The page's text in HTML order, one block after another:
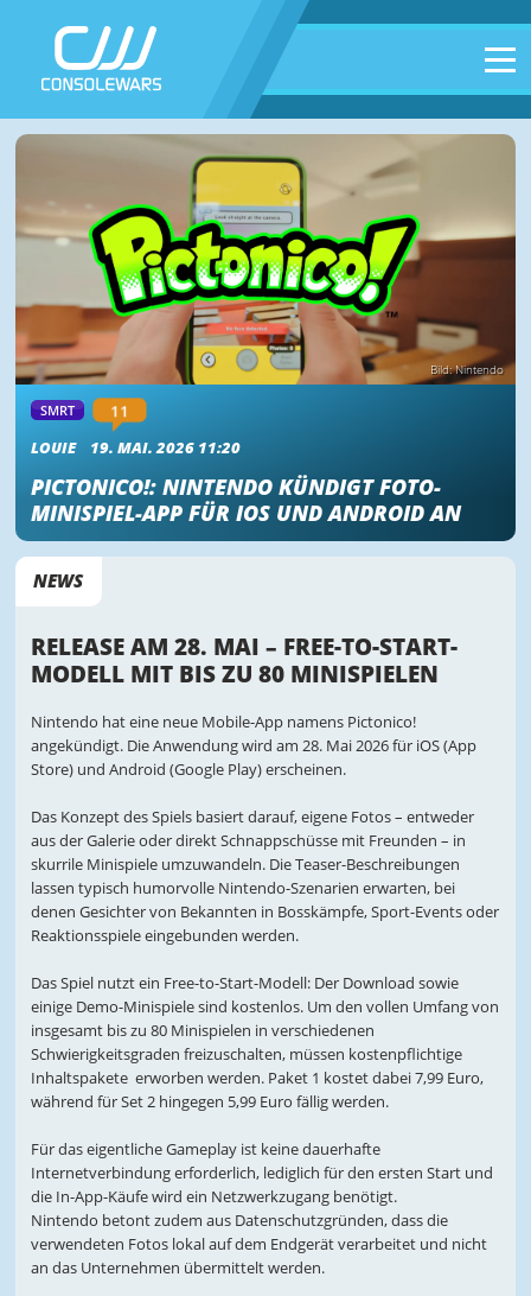
Bild: Nintendo
SMRT
11
LOUIE
19. MAI. 2026 11:20
PICTONICO!: NINTENDO KÜNDIGT FOTO-
MINISPIEL-APP FÜR IOS UND ANDROID AN
NEWS
RELEASE AM 28. MAI – FREE-TO-START-
MODELL MIT BIS ZU 80 MINISPIELEN
Nintendo hat eine neue Mobile-App namens Pictonico!
angekündigt. Die Anwendung wird am 28. Mai 2026 für iOS (App
Store) und Android (Google Play) erscheinen.
Das Konzept des Spiels basiert darauf, eigene Fotos – entweder
aus der Galerie oder direkt Schnappschüsse mit Freunden – in
skurrile Minispiele umzuwandeln. Die Teaser-Beschreibungen
lassen typisch humorvolle Nintendo-Szenarien erwarten, bei
denen Gesichter von Bekannten in Bosskämpfe, Sport-Events oder
Reaktionsspiele eingebunden werden.
Das Spiel nutzt ein Free-to-Start-Modell: Der Download sowie
einige Demo-Minispiele sind kostenlos. Um den vollen Umfang von
insgesamt bis zu 80 Minispielen in verschiedenen
Schwierigkeitsgraden freizuschalten, müssen kostenpflichtige
Inhaltspakete erworben werden. Paket 1 kostet dabei 7,99 Euro,
während für Set 2 hingegen 5,99 Euro fällig werden.
Für das eigentliche Gameplay ist keine dauerhafte
Internetverbindung erforderlich, lediglich für den ersten Start und
die In-App-Käufe wird ein Netzwerkzugang benötigt.
Nintendo betont zudem aus Datenschutzgründen, dass die
verwendeten Fotos lokal auf dem Endgerät verarbeitet und nicht
an das Unternehmen übermittelt werden.